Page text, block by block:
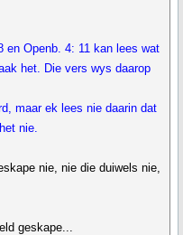
Openb. 4: 11 kan lees wat
het. Die vers wys daarop
maar ek lees nie daarin dat
nie.
nie, nie die duiwels nie,
geskape...